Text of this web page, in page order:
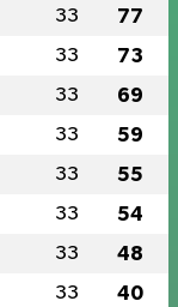
33 77
33 73
33 69
33 59
33 55
33 54
33 48
33 40